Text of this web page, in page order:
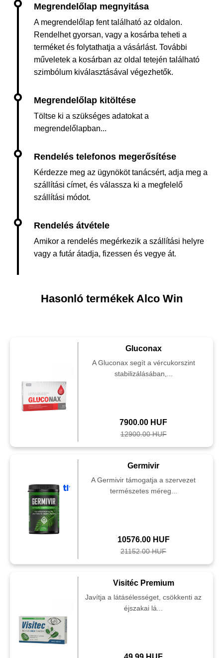
A megrendelőlap fent található az oldalon.
Rendelhet gyorsan, vagy a kosárba teheti a
terméket és folytathatja a vásárlást. További
műveletek a kosárban az oldal tetején található
szimbólum kiválasztásával végezhetők.
Töltse ki a szükséges adatokat a
megrendelőlapban...
Kérdezze meg az ügynököt tanácsért, adja meg a
szállítási címet, és válassza ki a megfelelő
szállítási módot.
Amikor a rendelés megérkezik a szállítási helyre
vagy a futár átadja, fizessen és vegye át.
Hasonló termékek Alco Win
Gluconax
A Gluconax segít a vércukorszint
stabilizálásában,...
7900.00 HUF
12900.00 HUF
Germivir
A Germivir támogatja a szervezet
természetes méreg...
10576.00 HUF
21152.00 HUF
Visitéc Premium
Javítja a látásélességet, csökkenti az
éjszakai lá...